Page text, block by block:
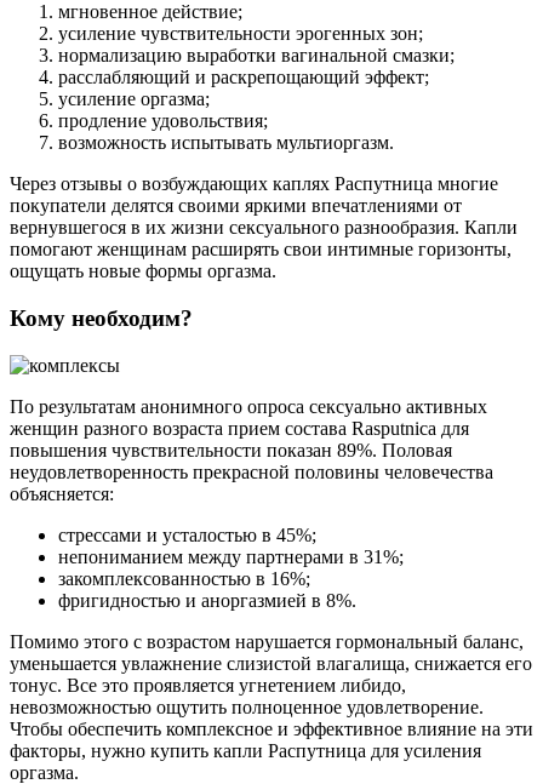
мгновенное действие;
усиление чувствительности эрогенных зон;
нормализацию выработки вагинальной смазки;
расслабляющий и раскрепощающий эффект;
усиление оргазма;
продление удовольствия;
возможность испытывать мультиоргазм.
Через отзывы о возбуждающих каплях Распутница многие
покупатели делятся своими яркими впечатлениями от
вернувшегося в их жизни сексуального разнообразия. Капли
помогают женщинам расширять свои интимные горизонты,
ощущать новые формы оргазма.
Кому необходим?
По результатам анонимного опроса сексуально активных
женщин разного возраста прием состава Rasputnica для
повышения чувствительности показан 89%. Половая
неудовлетворенность прекрасной половины человечества
объясняется:
стрессами и усталостью в 45%;
непониманием между партнерами в 31%;
закомплексованностью в 16%;
фригидностью и аноргазмией в 8%.
Помимо этого с возрастом нарушается гормональный баланс,
уменьшается увлажнение слизистой влагалища, снижается его
тонус. Все это проявляется угнетением либидо,
невозможностью ощутить полноценное удовлетворение.
Чтобы обеспечить комплексное и эффективное влияние на эти
факторы, нужно купить капли Распутница для усиления
оргазма.